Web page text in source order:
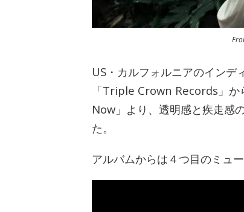
US・カルフォルニアのイン
「Triple Crown Records」
Now」より、透明感と疾走感
た。
アルバムからは４つ目のミュ